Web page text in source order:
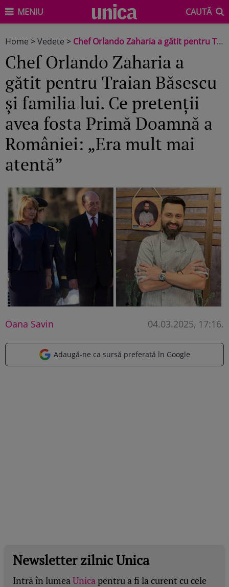
MENIU CAUTĂ
Home >Vedete > Chef Orlando Zaharia a gătit pentru Traian Băsescu și familia lui. Ce pretenții avea fosta Primă Doamnă a României: „Era mult mai atentă”
Chef Orlando Zaharia a
gătit pentru Traian Băsescu
și familia lui. Ce pretenții
avea fosta Primă Doamnă a
României: „Era mult mai
atentă”
Oana Savin 04.03.2025, 17:16.
Adaugă-ne ca sursă preferată în Google
Newsletter zilnic Unica
Intră în lumeaUnicapentru a fi la curent cu cele